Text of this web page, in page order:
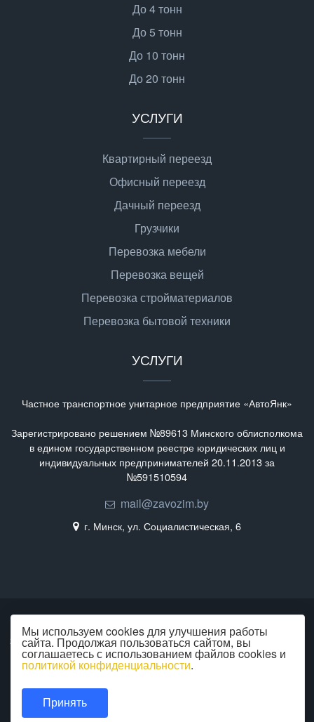
До 4 тонн
До 5 тонн
До 10 тонн
До 20 тонн
УСЛУГИ
Квартирный переезд
Офисный переезд
Дачный переезд
Грузчики
Перевозка мебели
Перевозка вещей
Перевозка стройматериалов
Перевозка бытовой техники
УСЛУГИ
Частное транспортное унитарное предприятие «АвтоЯнк»
Зарегистрировано решением №89613 Минского облисполкома
в едином государственном реестре юридических лиц и
индивидуальных предпринимателей 20.11.2013 за
№591510594
mail@zavozim.by
г. Минск, ул. Социалистическая, 6
2026 © Все права защищены
Политика конфиденциальности Карта сайта
Мы используем cookies для улучшения работы
сайта. Продолжая пользоваться сайтом, вы
соглашаетесь с использованием файлов cookies и
политикой конфиденциальности.
Принять